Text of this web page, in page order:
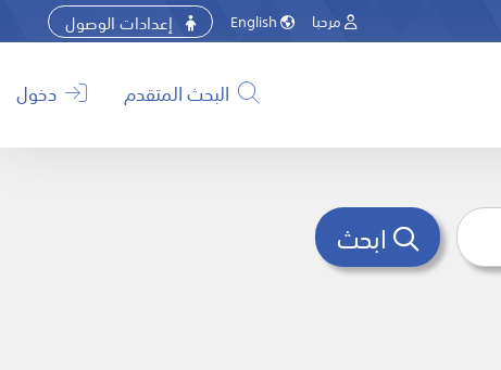
إعدادات الوصول مرحبا
البحث المتقدم دخول